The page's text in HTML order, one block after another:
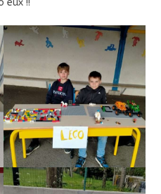
eux !!